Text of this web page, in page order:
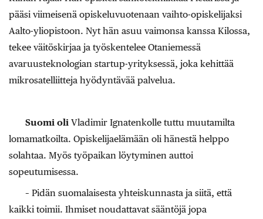
pääsi viimeisenä opiskeluvuotenaan vaihto-opiskelijaksi
Aalto-yliopistoon. Nyt hän asuu vaimonsa kanssa Kilossa,
tekee väitöskirjaa ja työskentelee Otaniemessä
avaruusteknologian startup-yrityksessä, joka kehittää
mikrosatelliitteja hyödyntävää palvelua.
Suomi oli Vladimir Ignatenkolle tuttu muutamilta
lomamatkoilta. Opiskelijaelämään oli hänestä helppo
solahtaa. Myös työpaikan löytyminen auttoi
sopeutumisessa.
– Pidän suomalaisesta yhteiskunnasta ja siitä, että
kaikki toimii. Ihmiset noudattavat sääntöjä jopa